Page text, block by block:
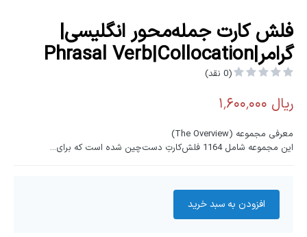
فلش کارت جمله‌محور انگلیسی|
گرامر|Phrasal Verb|Collocation
(0 نقد)
معرفی مجموعه (The Overview)
این مجموعه شامل 1164 فلش‌کارتِ دست‌چین شده است که برای...
افزودن به سبد‌ خرید